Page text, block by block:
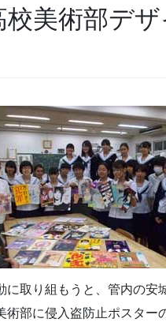
取り組もうと、管内の安
術部に侵入盗防止ポスター